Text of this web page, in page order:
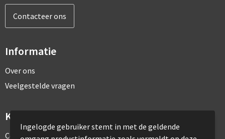
Contacteer ons
Informatie
Over ons
Veelgestelde vragen
Klantenservice
Contact
Ingelogde gebruiker stemt in met de geldende